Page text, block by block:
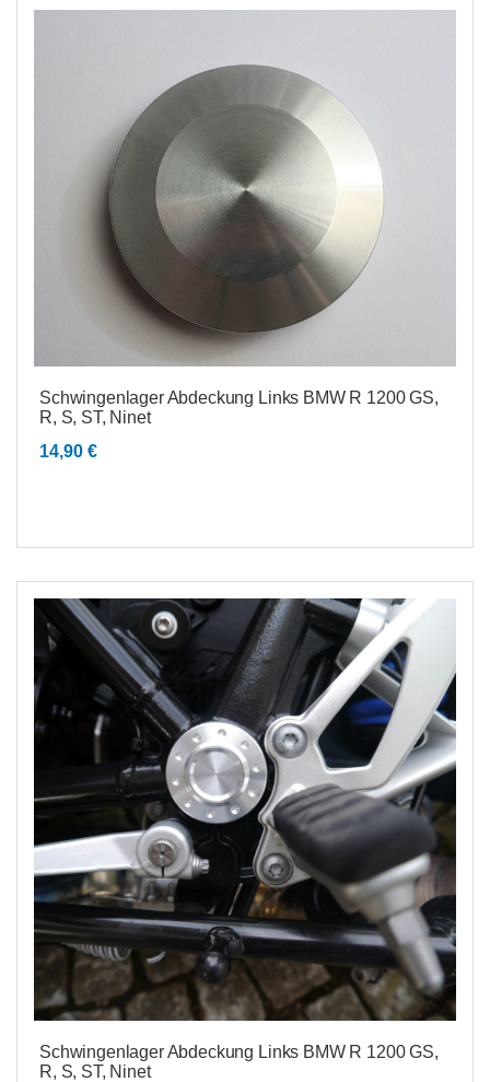
Schwingenlager Abdeckung Links BMW R 1200 GS,
R, S, ST, Ninet
14,90 €
Schwingenlager Abdeckung Links BMW R 1200 GS,
R, S, ST, Ninet